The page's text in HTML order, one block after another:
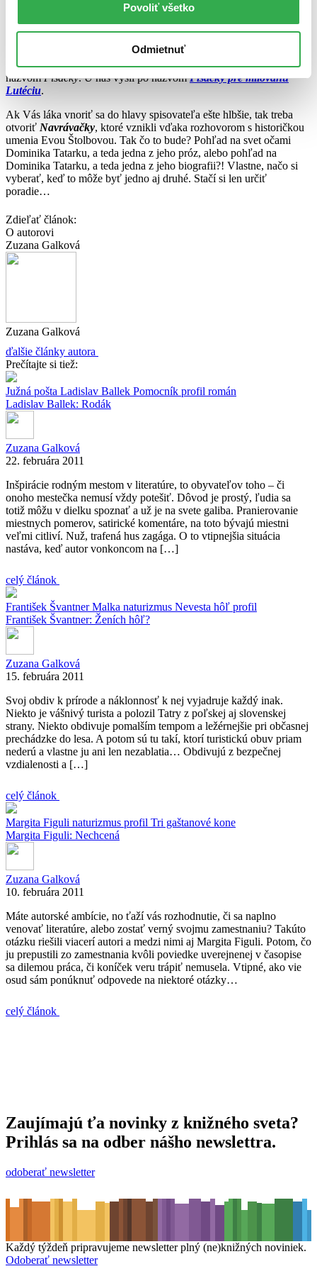
Povoliť všetko
Odmietnuť
života. Nezostávalo nič iné, ako písať si sám pre seba. A tak vznikol
akýsi denník, v ktorom veru nebolo po cenzúre ani chýru ani slychu.
to denníky predsa sú…Zásluhou Jána Mlynárika tieto
„dokumentárne záznamy“ vyšli v Čechách ako voľná trilógia pod
názvomPísačky. U nás vyšli po názvomPísačky pre milovanú
Lutéciu.
Ak Vás láka vnoriť sa do hlavy spisovateľa ešte hlbšie, tak treba
otvoriť Navrávačky, ktoré vznikli vďaka rozhovorom s historičkou
umenia Evou Štolbovou. Tak čo to bude? Pohľad na svet očami
Dominika Tatarku, a teda jedna z jeho próz, alebo pohľad na
Dominika Tatarku, a teda jedna z jeho biografii?! Vlastne, načo si
vyberať, keď to môže byť jedno aj druhé. Stačí si len určiť
poradie…
Zdieľať článok:
O autorovi
Zuzana Galková
Zuzana Galková
ďalšie články autora
Prečítajte si tiež:
Južná pošta Ladislav Ballek Pomocník profil román
Ladislav Ballek: Rodák
Zuzana Galková
22. februára 2011
Inšpirácie rodným mestom v literatúre, to obyvateľov toho – či
onoho mestečka nemusí vždy potešiť. Dôvod je prostý, ľudia sa
totiž môžu v dielku spoznať a už je na svete galiba. Pranierovanie
miestnych pomerov, satirické komentáre, na toto bývajú miestni
veľmi citliví. Nuž, trafená hus zagága. O to vtipnejšia situácia
nastáva, keď autor vonkoncom na […]
celý článok
František ŠvantnerMalka naturizmus Nevesta hôľ profil
František Švantner: Ženích hôľ?
Zuzana Galková
15. februára 2011
Svoj obdiv k prírode a náklonnosť k nej vyjadruje každý inak.
Niekto je vášnivý turista a polozil Tatry z poľskej aj slovenskej
strany. Niekto obdivuje pomalším tempom a ležérnejšie pri občasnej
prechádzke do lesa. A potom sú tu takí, ktorí turistickú obuv priam
nederú a vlastne ju ani len nezablatia… Obdivujú z bezpečnej
vzdialenosti a […]
celý článok
Margita Figuli naturizmus profil Tri gaštanové kone
Margita Figuli: Nechcená
Zuzana Galková
10. februára 2011
Máte autorské ambície, no ťaží vás rozhodnutie, či sa naplno
venovať literatúre, alebo zostať verný svojmu zamestnaniu? Takúto
otázku riešili viacerí autori a medzi nimi aj Margita Figuli. Potom, čo
ju prepustili zo zamestnania kvôli poviedke uverejnenej v časopise
sa dilemou práca, či koníček veru trápiť nemusela. Vtipné, ako vie
osud sám ponúknuť odpovede na niektoré otázky…
celý článok
Zaujímajú ťa novinky z knižného sveta?
Prihlás sa na odber nášho newslettra.
odoberať newsletter
Každý týždeň pripravujeme newsletter plný (ne)knižných noviniek.
Odoberať newsletter